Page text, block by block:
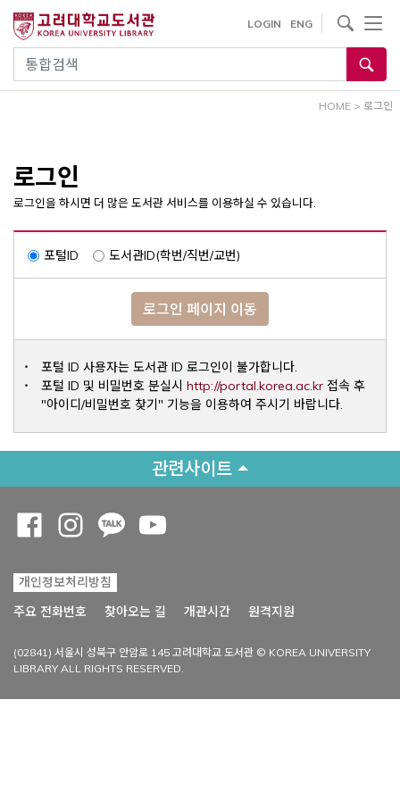
건
통합검색
LOGIN ENG
사이트내 검색
HOME > 로그인
로그인
로그인을 하시면 더 많은 도서관 서비스를 이용하실 수 있습니다.
포털ID 도서관ID(학번/직번/교번)
로그인 페이지 이동
포털 ID 사용자는 도서관 ID 로그인이 불가합니다.
포털 ID 및 비밀번호 분실시 http://portal.korea.ac.krOpens a
접속 후
"아이디/비밀번호 찾기" 기능을 이용하여 주시기 바랍니다.
관련사이트
개인정보처리방침
주요 전화번호
찾아오는 길 개관시간 원격지원
(02841) 서울시 성북구 안암로 145 고려대학교 도서관 © KOREA UNIVERSITY
LIBRARY ALL RIGHTS RESERVED.
Opens a new window
Opens a new window
Opens a new window